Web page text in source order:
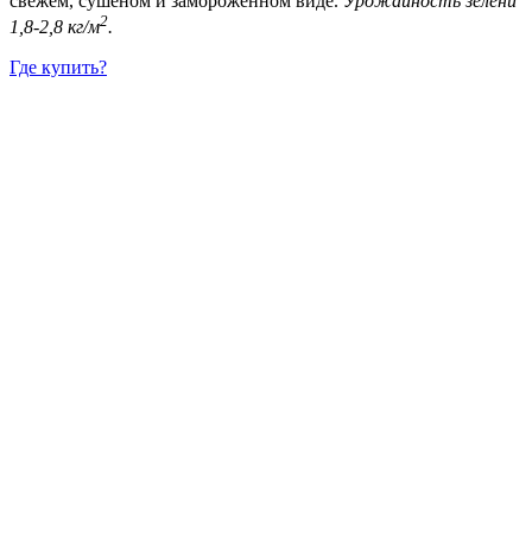
1,8-2,8 кг/м2.
Где купить?